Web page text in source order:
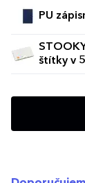
PU
štítky v